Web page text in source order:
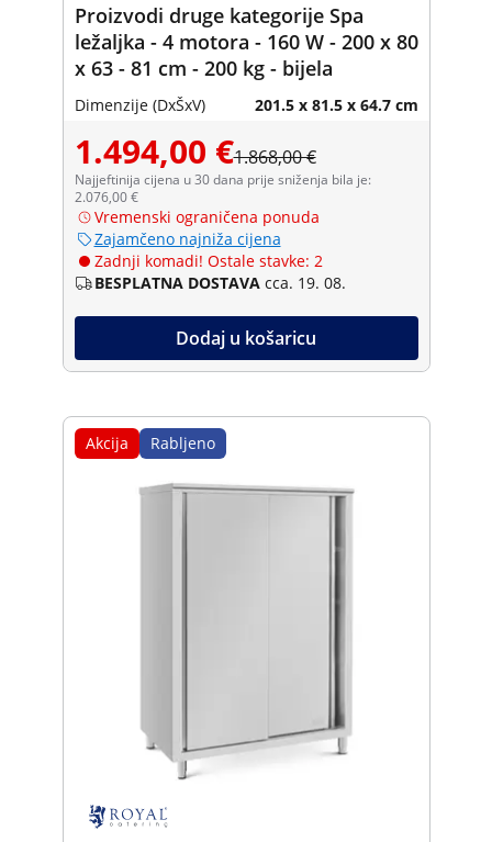
Proizvodi druge kategorije Spa
ležaljka - 4 motora - 160 W - 200 x 80
x 63 - 81 cm - 200 kg - bijela
Dimenzije (DxŠxV) 201.5 x 81.5 x 64.7 cm
1.494,00 €1.868,00 €
Najjeftinija cijena u 30 dana prije sniženja bila je:
2.076,00 €
Vremenski ograničena ponuda
Zajamčeno najniža cijena
Zadnji komadi! Ostale stavke: 2
BESPLATNA DOSTAVA cca. 19. 08.
Dodaj u košaricu
Akcija Rabljeno